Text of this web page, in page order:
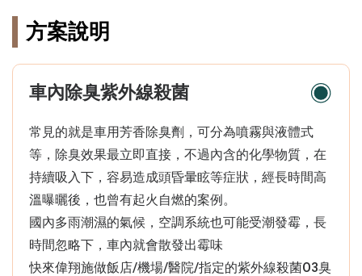
方案說明
車內除臭紫外線殺菌
常見的就是車用芳香除臭劑，可分為噴霧與液體式
等，除臭效果最立即直接，不過內含的化學物質，在
持續吸入下，容易造成頭昏暈眩等症狀，經長時間高
溫曝曬後，也曾有起火自燃的案例。
國內多雨潮濕的氣候，空調系統也可能受潮發霉，長
時間忽略下，車內就會散發出霉味
快來偉翔施做飯店/機場/醫院/指定的紫外線殺菌O3臭